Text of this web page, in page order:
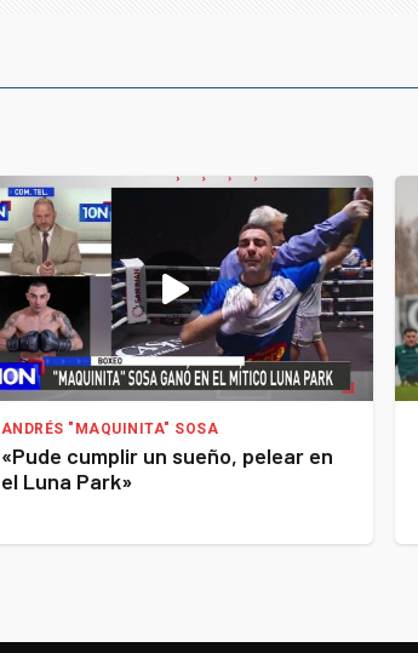
ANDRÉS "MAQUINITA" SOSA
«Pude cumplir un sueño, pelear en
el Luna Park»